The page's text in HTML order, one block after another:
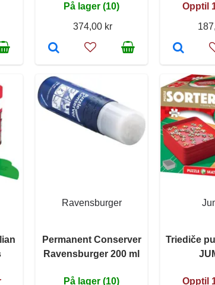
På lager (10)
374,00 kr
Opptil
Ravensburger
Permanent Conserver
Ravensburger 200 ml
På lager (10)
Triediče
Opptil